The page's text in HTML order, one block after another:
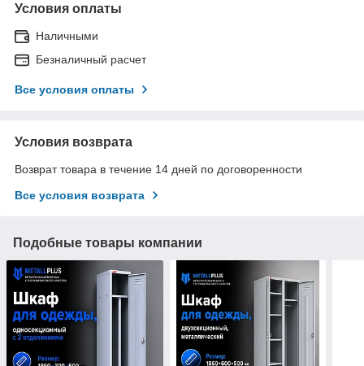
Условия оплаты
Наличными
Безналичный расчет
Все условия оплаты
Условия возврата
Возврат товара в течение 14 дней по договоренности
Все условия возврата
Подобные товары компании